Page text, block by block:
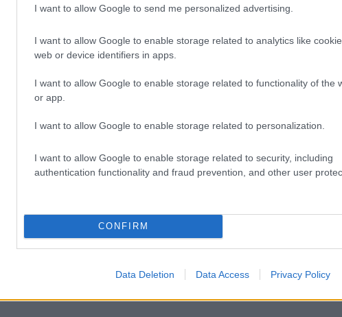
I want to allow Google to send me personalized advertising.
I want to allow Google to enable storage related to analytics like
web or device identifiers in apps.
I want to allow Google to enable storage related to functionality of the
or app.
I want to allow Google to enable storage related to personalization.
I want to allow Google to enable storage related to security, including
authentication functionality and fraud prevention, and other user
CONFIRM
Data Deletion Data Access Privacy Policy